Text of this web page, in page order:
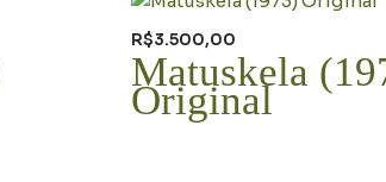
R$3.500,00
Matuskela
Original